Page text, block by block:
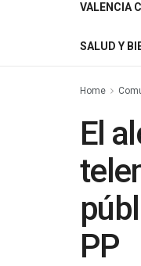
VALENCIA
SALUD Y
Home
El
PP